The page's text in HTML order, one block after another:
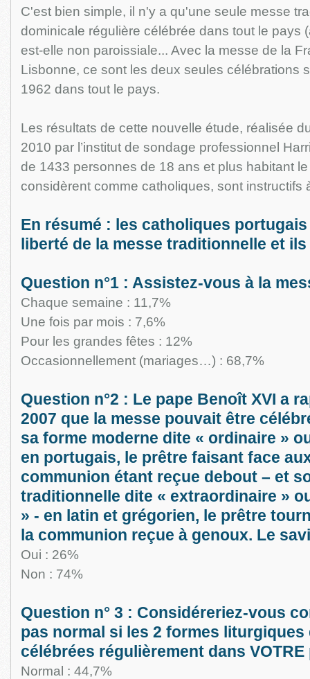
C'est bien simple, il n'y a qu'une seule messe
dominicale régulière célébrée dans tout le pays
est-elle non paroissiale... Avec la messe de la
Lisbonne, ce sont les deux seules célébrations
1962 dans tout le pays.
Les résultats de cette nouvelle étude, réalisée
2010 par l’institut de sondage professionnel
de 1433 personnes de 18 ans et plus habitant
considèrent comme catholiques, sont instructifs
En résumé : les catholiques
liberté de la messe traditionnelle et
Question n°1 : Assistez-vous à la
Chaque semaine : 11,7%
Une fois par mois : 7,6%
Pour les grandes fêtes : 12%
Occasionnellement (mariages…) : 68,7%
Question n°2 : Le pape Benoît XVI a
2007 que la messe pouvait être
sa forme moderne dite « ordinaire »
en portugais, le prêtre faisant face
communion étant reçue debout – et
traditionnelle dite « extraordinaire »
» - en latin et grégorien, le prêtre
la communion reçue à genoux. Le
Oui : 26%
Non : 74%
Question n° 3 : Considéreriez-vous
pas normal si les 2 formes liturgiques
célébrées régulièrement dans
Normal : 44,7%